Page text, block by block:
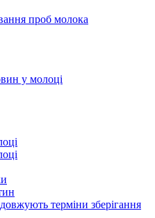
проб молока
у молоці
терміни зберігання